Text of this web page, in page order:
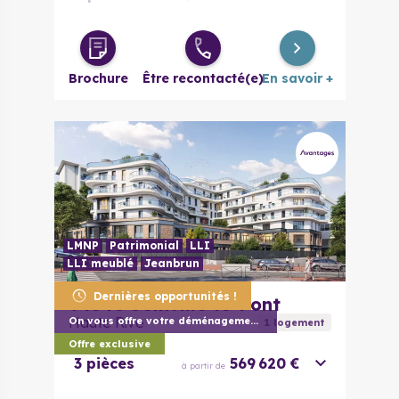
2 pièces
évolutif
à partir de 285 300 €
4 pièces à partir de 445 850 €
Brochure Être recontacté(e)En savoir +
Dernières opportunités !
On vous offre votre déménagement (1) !
Offre exclusive
LMNP Patrimonial
LLI
LLI meublé
Jeanbrun
94340 Joinville-le-Pont
Haute Rive 1 logement
3 pièces à partir de 569 620 €